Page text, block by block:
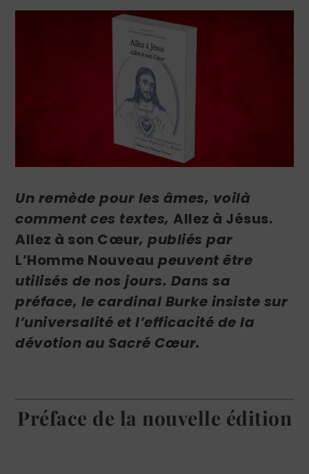
Un remède pour les âmes, voilà
comment ces textes,Allez à Jésus.
Allez à son Cœur, publiés par
L’Homme Nouveau peuvent être
utilisés de nos jours. Dans sa
préface, le cardinal Burke insiste sur
l’universalité et l’efficacité de la
dévotion au Sacré Cœur.
Préface de la nouvelle édition